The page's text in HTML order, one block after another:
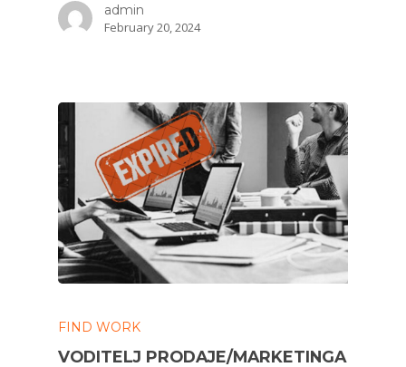
admin
February 20, 2024
FIND WORK
VODITELJ PRODAJE/MARKETINGA